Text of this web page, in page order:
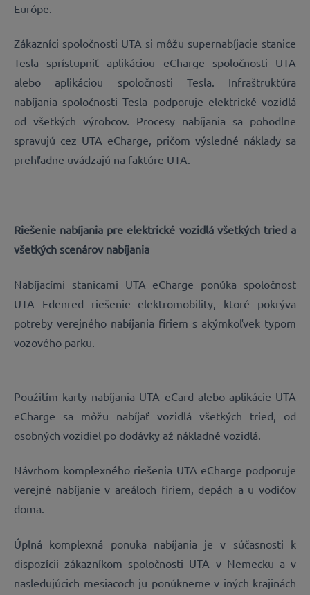
Európe.
Zákazníci spoločnosti UTA si môžu supernabíjacie stanice
Tesla sprístupniť aplikáciou eCharge spoločnosti UTA
alebo aplikáciou spoločnosti Tesla. Infraštruktúra
nabíjania spoločnosti Tesla podporuje elektrické vozidlá
od všetkých výrobcov. Procesy nabíjania sa pohodlne
spravujú cez UTA eCharge, pričom výsledné náklady sa
prehľadne uvádzajú na faktúre UTA.
Riešenie nabíjania pre elektrické vozidlá všetkých tried a
všetkých scenárov nabíjania
Nabíjacími stanicami UTA eCharge ponúka spoločnosť
UTA Edenred riešenie elektromobility, ktoré pokrýva
potreby verejného nabíjania firiem s akýmkoľvek typom
vozového parku.
Použitím karty nabíjania UTA eCard alebo aplikácie UTA
eCharge sa môžu nabíjať vozidlá všetkých tried, od
osobných vozidiel po dodávky až nákladné vozidlá.
Návrhom komplexného riešenia UTA eCharge podporuje
verejné nabíjanie v areáloch firiem, depách a u vodičov
doma.
Úplná komplexná ponuka nabíjania je v súčasnosti k
dispozícii zákazníkom spoločnosti UTA v Nemecku a v
nasledujúcich mesiacoch ju ponúkneme v iných krajinách